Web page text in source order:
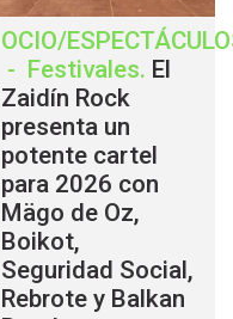
OCIO/
- Festivales. El
Zaidín Rock
presenta un
potente cartel
para 2026 con
Mägo de Oz,
Boikot,
Seguridad Social,
Rebrote y Balkan